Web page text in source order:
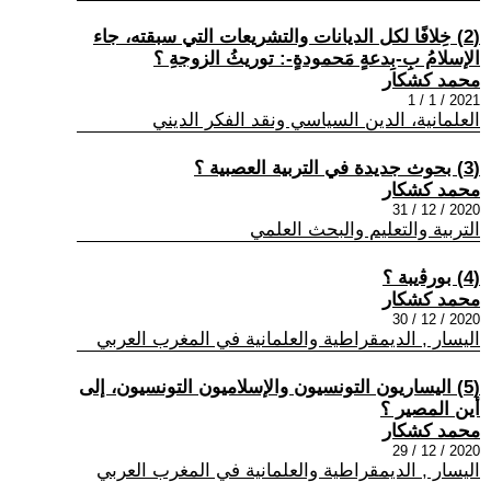
(2) خِلافًا لكل الديانات والتشريعات التي سبقته، جاء
الإسلامُ بِ-بِدعةٍ مَحمودةٍ-: توريثُ الزوجةِ ؟
محمد كشكار
2021 / 1 / 1
العلمانية، الدين السياسي ونقد الفكر الديني
(3) بحوث جديدة في التربية العصبية ؟
محمد كشكار
2020 / 12 / 31
التربية والتعليم والبحث العلمي
(4) بورﭬيبة ؟
محمد كشكار
2020 / 12 / 30
اليسار , الديمقراطية والعلمانية في المغرب العربي
(5) اليساريون التونسيون والإسلاميون التونسيون، إلى
أين المصير ؟
محمد كشكار
2020 / 12 / 29
اليسار , الديمقراطية والعلمانية في المغرب العربي